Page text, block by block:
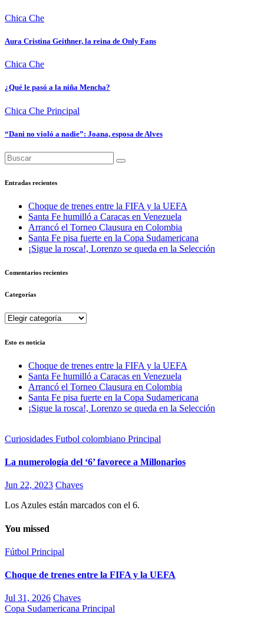
Chica Che
Aura Cristina Geithner, la reina de Only Fans
Chica Che
¿Qué le pasó a la niña Mencha?
Chica Che Principal
“Dani no violó a nadie”: Joana, esposa de Alves
Entradas recientes
Choque de trenes entre la FIFA y la UEFA
Santa Fe humilló a Caracas en Venezuela
Arrancó el Torneo Clausura en Colombia
Santa Fe pisa fuerte en la Copa Sudamericana
¡Sigue la rosca!, Lorenzo se queda en la Selección
Comentarios recientes
Categorías
Categorías
Esto es noticia
Choque de trenes entre la FIFA y la UEFA
Santa Fe humilló a Caracas en Venezuela
Arrancó el Torneo Clausura en Colombia
Santa Fe pisa fuerte en la Copa Sudamericana
¡Sigue la rosca!, Lorenzo se queda en la Selección
Curiosidades Futbol colombiano Principal
La numerología del ‘6’ favorece a Millonarios
Jun 22, 2023 Chaves
Los Azules están marcados con el 6.
You missed
Fútbol Principal
Choque de trenes entre la FIFA y la UEFA
Jul 31, 2026 Chaves
Copa Sudamericana Principal